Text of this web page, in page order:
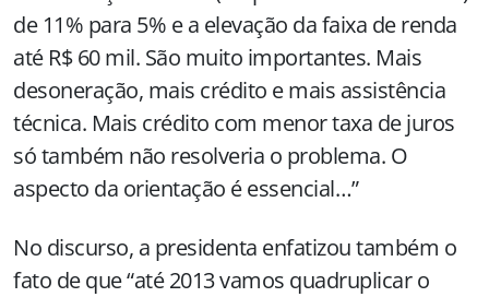
de 11% para 5% e a elevação da faixa de renda
até R$ 60 mil. São muito importantes. Mais
desoneração, mais crédito e mais assistência
técnica. Mais crédito com menor taxa de juros
só também não resolveria o problema. O
aspecto da orientação é essencial…”
No discurso, a presidenta enfatizou também o
fato de que “até 2013 vamos quadruplicar o